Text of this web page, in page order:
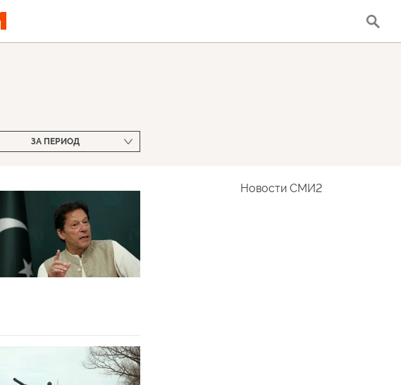
ЗА ПЕРИОД
Новости СМИ2